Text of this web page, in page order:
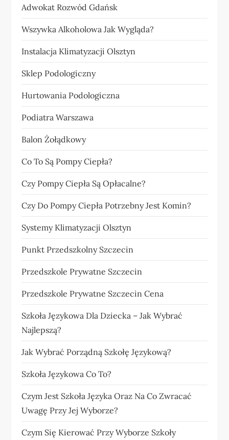
Adwokat Rozwód Gdańsk
Wszywka Alkoholowa Jak Wygląda?
Instalacja Klimatyzacji Olsztyn
Sklep Podologiczny
Hurtowania Podologiczna
Podiatra Warszawa
Balon Żołądkowy
Co To Są Pompy Ciepła?
Czy Pompy Ciepła Są Opłacalne?
Czy Do Pompy Ciepła Potrzebny Jest Komin?
Systemy Klimatyzacji Olsztyn
Punkt Przedszkolny Szczecin
Przedszkole Prywatne Szczecin
Przedszkole Prywatne Szczecin Cena
Szkoła Językowa Dla Dziecka – Jak Wybrać
Najlepszą?
Jak Wybrać Porządną Szkołę Językową?
Szkoła Językowa Co To?
Czym Jest Szkoła Języka Oraz Na Co Zwracać
Uwagę Przy Jej Wyborze?
Czym Się Kierować Przy Wyborze Szkoły